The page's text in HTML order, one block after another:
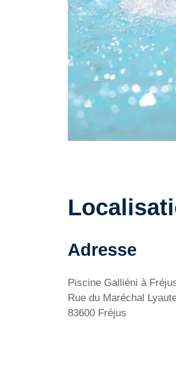
Adresse
Piscine Galliéni à
Rue du Maréchal
83600 Fréjus